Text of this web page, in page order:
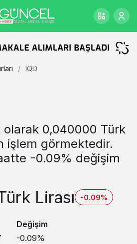
IQD
olarak 0,040000 Türk
işlem görmektedir.
-0.09% değişim
Lirası -0.09%
Değişim
-0.09%